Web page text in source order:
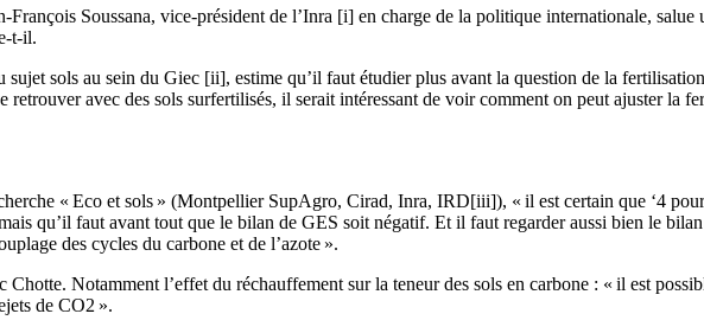
Soussana, vice-président de l’Inra [i] en charge de la politique internationale, salue
t-il.
sujet sols au sein du Giec [ii], estime qu’il faut étudier plus avant la question de la
retrouver avec des sols surfertilisés, il serait intéressant de voir comment on peut ajuster la
« Eco et sols » (Montpellier SupAgro, Cirad, Inra, IRD[iii]), « il est certain que ‘4
qu’il faut avant tout que le bilan de GES soit négatif. Et il faut regarder aussi bien le
des cycles du carbone et de l’azote ».
Notamment l’effet du réchauffement sur la teneur des sols en carbone : « il est
de CO2 ».